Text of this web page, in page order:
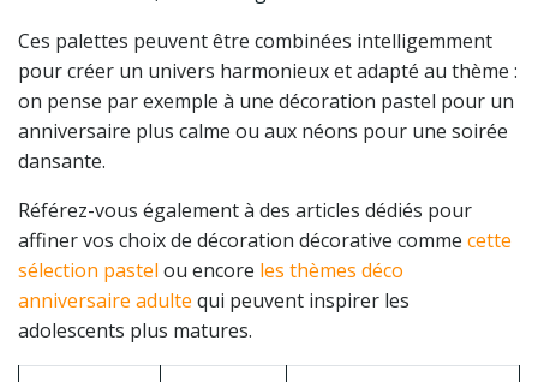
Ces palettes peuvent être combinées intelligemment
pour créer un univers harmonieux et adapté au thème :
on pense par exemple à une décoration pastel pour un
anniversaire plus calme ou aux néons pour une soirée
dansante.
Référez-vous également à des articles dédiés pour
affiner vos choix de décoration décorative comme cette
sélection pastel ou encore les thèmes déco
anniversaire adulte qui peuvent inspirer les
adolescents plus matures.